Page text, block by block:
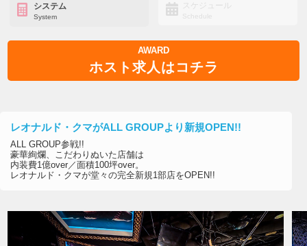
システム
System
スケジュール
Schedule
AWARD
ホスト求人はコチラ
レオナルド・クマがALL GROUPより新規OPEN!!
ALL GROUP参戦!!
豪華絢爛、こだわりぬいた店舗は
内装費1億over／面積100坪over。
レオナルド・クマが堂々の完全新規1部店をOPEN!!